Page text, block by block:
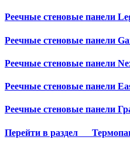
Реечные стеновые панели
Реечные стеновые панели
Реечные стеновые панели
Реечные стеновые панели
Реечные стеновые панели
Перейти в раздел